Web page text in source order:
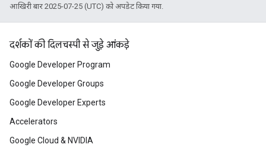
आखिरी बार 2025-07-25 (UTC) को अपडेट किया गया.
दर्शकों की दिलचस्पी से जुड़े आंकड़े
Google Developer Program
Google Developer Groups
Google Developer Experts
Accelerators
Google Cloud & NVIDIA